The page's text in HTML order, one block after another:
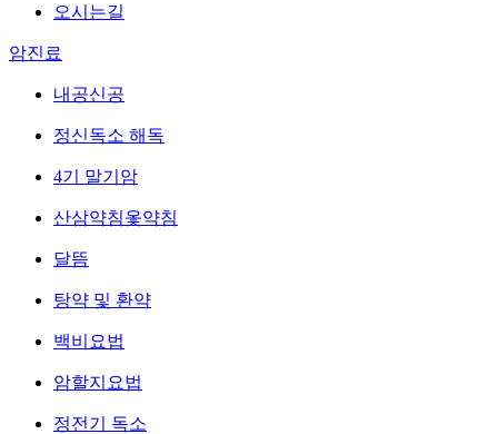
오시는길
암진료
내공신공
정신독소 해독
4기 말기암
산삼약침옻약침
달뜸
탕약 및 환약
백비요법
암할지요법
정전기 독소